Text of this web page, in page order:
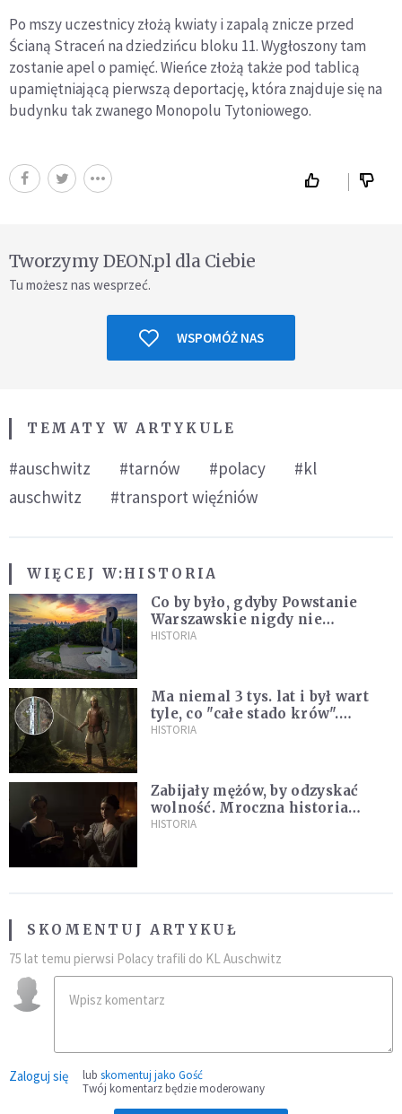
Po mszy uczestnicy złożą kwiaty i zapalą znicze przed
Ścianą Straceń na dziedzińcu bloku 11. Wygłoszony tam
zostanie apel o pamięć. Wieńce złożą także pod tablicą
upamiętniającą pierwszą deportację, która znajduje się na
budynku tak zwanego Monopolu Tytoniowego.
Tworzymy DEON.pl dla Ciebie
Tu możesz nas wesprzeć.
WSPOMÓŻ NAS
TEMATY W ARTYKULE
#auschwitz #tarnów #polacy
#kl
auschwitz
#transport więźniów
WIĘCEJ W:HISTORIA
Co by było, gdyby Powstanie
Warszawskie nigdy nie
wybuchło? Historia
HISTORIA
Ma niemal 3 tys. lat i był wart
tyle, co "całe stado krów".
Niezwykłe znalezisko na
HISTORIA
Zabijały mężów, by odzyskać
wolność. Mroczna historia
Fanny Lambert z Marsylii
HISTORIA
SKOMENTUJ ARTYKUŁ
75 lat temu pierwsi Polacy trafili do KL Auschwitz
Zaloguj się lub skomentuj jako Gość
Twój komentarz będzie moderowany